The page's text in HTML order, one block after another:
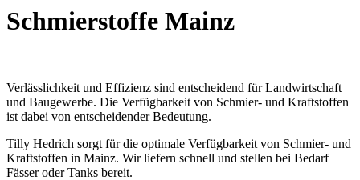
Schmierstoffe Mainz
Verlässlichkeit und Effizienz sind entscheidend für Landwirtschaft
und Baugewerbe. Die Verfügbarkeit von Schmier- und Kraftstoffen
ist dabei von entscheidender Bedeutung.
Tilly Hedrich sorgt für die optimale Verfügbarkeit von Schmier- und
Kraftstoffen in Mainz. Wir liefern schnell und stellen bei Bedarf
Fässer oder Tanks bereit.